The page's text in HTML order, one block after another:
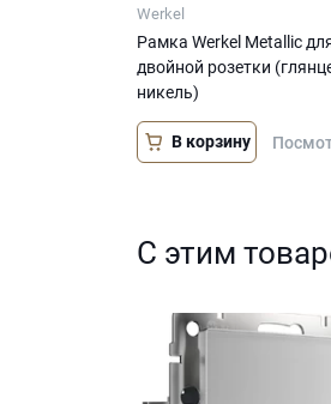
Werkel
Рамка Werkel Metallic
двойной розетки
никель)
В корзину
С этим